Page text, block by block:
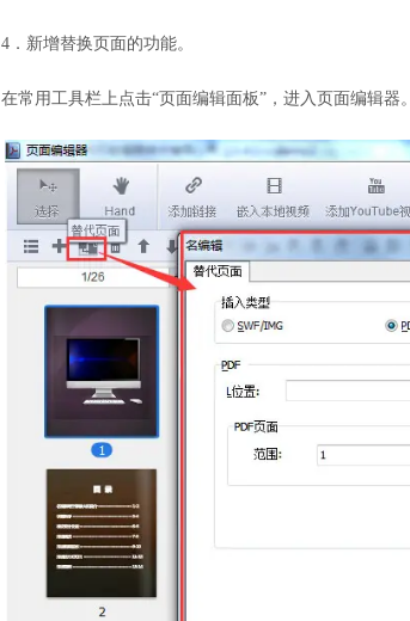
4．新增替换页面的功能。
在常用工具栏上点击“页面编辑面板”，进入页面编辑器。